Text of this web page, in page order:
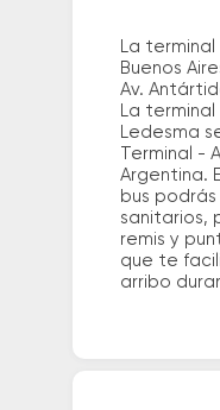
La
Buenos
Av.
La
Ledesma
Terminal -
Argentina.
bus
sanitarios,
remis y
que te
arribo